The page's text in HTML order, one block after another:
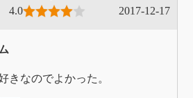
4.0
2017-12-17
きなのでよかった。